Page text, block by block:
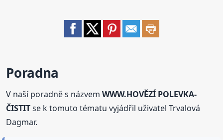
Poradna
V naší poradně s názvemWWW.HOVĚZÍ POLEVKA-
ČISTITse k tomuto tématu vyjádřil uživatel Trvalová
Dagmar.